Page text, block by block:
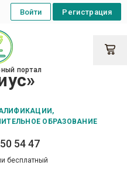
портал
ОБРАЗОВАНИЕ
54 47
бесплатный
Регистрация
Войти